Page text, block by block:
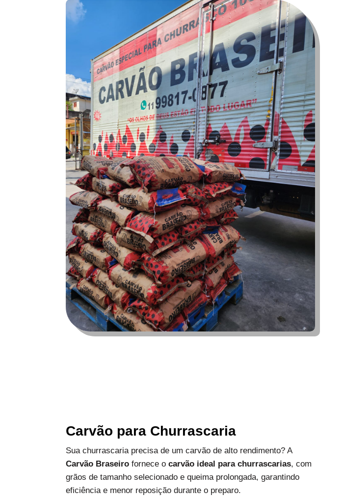
Carvão para Churrascaria
Sua churrascaria precisa de um carvão de alto rendimento? A
Carvão Braseiro fornece ocarvão ideal para churrascarias, com
grãos de tamanho selecionado e queima prolongada, garantindo
eficiência e menor reposição durante o preparo.